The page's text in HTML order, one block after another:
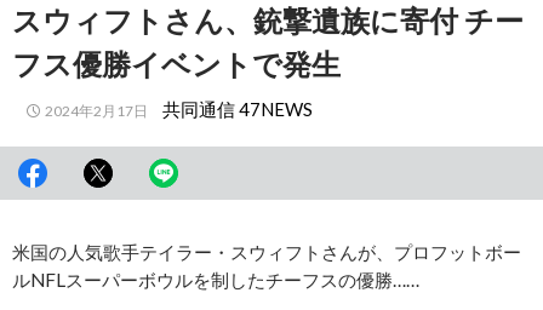
スウィフトさん、銃撃遺族に寄付 チー
フス優勝イベントで発生
2024年2月17日 共同通信 47NEWS
米国の人気歌手テイラー・スウィフトさんが、プロフットボー
ルNFLスーパーボウルを制したチーフスの優勝……